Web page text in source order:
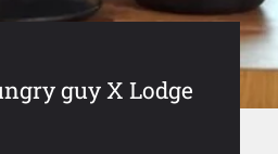
guy X Lodge